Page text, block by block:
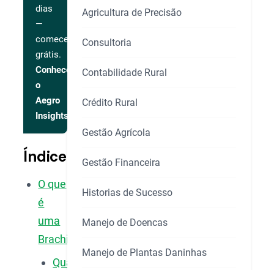
dias
—
comece
grátis.
Conhecer
o
Aegro
Insights
Índice
O que
é
uma
Brachiaria?
Qual
Agricultura de Precisão
Consultoria
Contabilidade Rural
Crédito Rural
Gestão Agrícola
Gestão Financeira
Historias de Sucesso
Manejo de Doencas
Manejo de Plantas Daninhas